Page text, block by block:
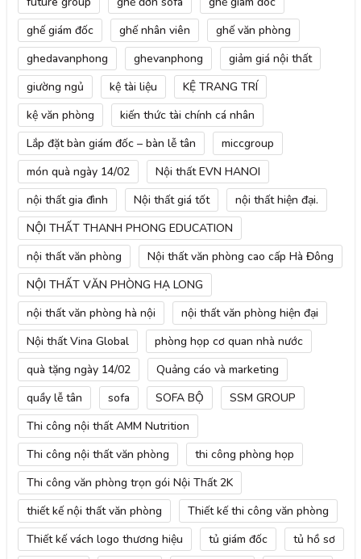
ghế giám đốc
ghế nhân viên
ghế văn phòng
ghedavanphong
ghevanphong
giảm giá nội thất
giường ngủ
kệ tài liệu
KỆ TRANG TRÍ
kệ văn phòng
kiến thức tài chính cá nhân
Lắp đặt bàn giám đốc – bàn lễ tân
miccgroup
món quà ngày 14/02
Nội thất EVN HANOI
nội thất gia đình
Nội thất giá tốt
nội thất hiện đại.
NỘI THẤT THANH PHONG EDUCATION
nội thất văn phòng
Nội thất văn phòng cao cấp Hà Đông
NỘI THẤT VĂN PHÒNG HẠ LONG
nội thất văn phòng hà nội
nội thất văn phòng hiện đại
Nội thất Vina Global
phòng họp cơ quan nhà nước
quà tặng ngày 14/02
Quảng cáo và marketing
quầy lễ tân
sofa SOFA BỘ
SSM GROUP
Thi công nội thất AMM Nutrition
Thi công nội thất văn phòng
thi công phòng họp
Thi công văn phòng trọn gói Nội Thất 2K
thiết kế nội thất văn phòng
Thiết kế thi công văn phòng
Thiết kế vách logo thương hiệu
tủ giám đốc
tủ hồ sơ